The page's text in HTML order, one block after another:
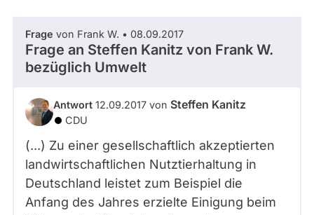
Frage von Frank W. • 08.09.2017
Frage an Steffen Kanitz von Frank W.
bezüglich Umwelt
Antwort 12.09.2017 von Steffen Kanitz
CDU
(...) Zu einer gesellschaftlich akzeptierten
landwirtschaftlichen Nutztierhaltung in
Deutschland leistet zum Beispiel die
Anfang des Jahres erzielte Einigung beim